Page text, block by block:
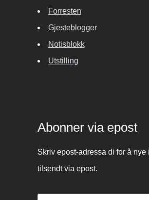
Forresten
Gjesteblogger
Notisblokk
Utstilling
Abonner via epost
Skriv epost-adressa di for å nye
tilsendt via epost.